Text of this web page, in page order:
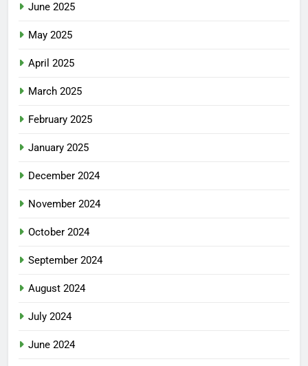
June 2025
May 2025
April 2025
March 2025
February 2025
January 2025
December 2024
November 2024
October 2024
September 2024
August 2024
July 2024
June 2024